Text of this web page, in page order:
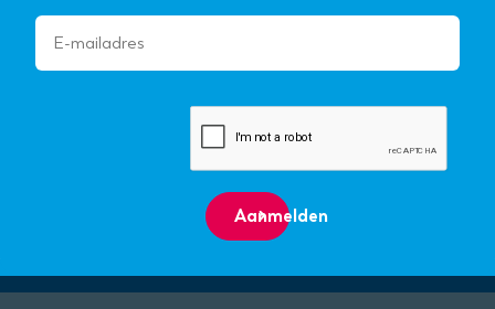
Aanmelden